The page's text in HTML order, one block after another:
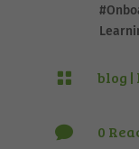
 blog |
 0